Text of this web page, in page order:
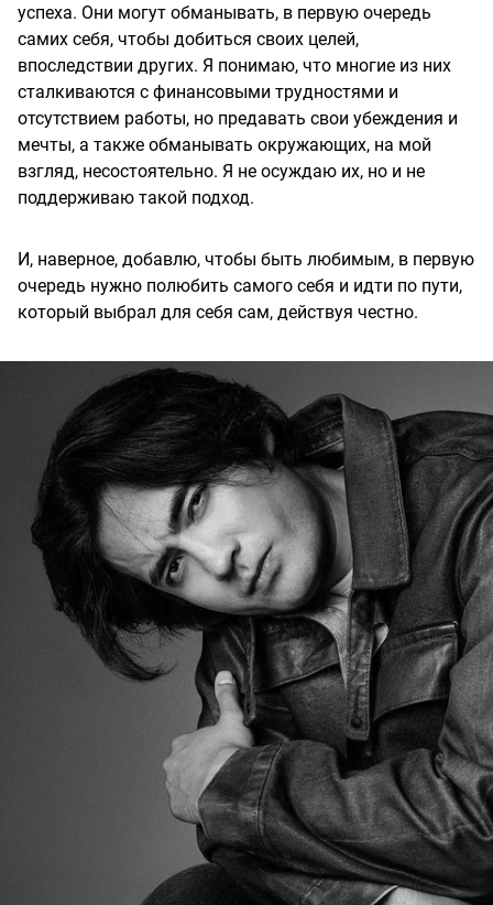
успеха. Они могут обманывать, в первую очередь
самих себя, чтобы добиться своих целей,
впоследствии других. Я понимаю, что многие из них
сталкиваются с финансовыми трудностями и
отсутствием работы, но предавать свои убеждения и
мечты, а также обманывать окружающих, на мой
взгляд, несостоятельно. Я не осуждаю их, но и не
поддерживаю такой подход.
И, наверное, добавлю, чтобы быть любимым, в первую
очередь нужно полюбить самого себя и идти по пути,
который выбрал для себя сам, действуя честно.